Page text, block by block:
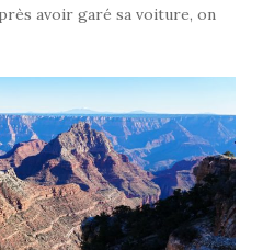
avoir garé sa voiture, on